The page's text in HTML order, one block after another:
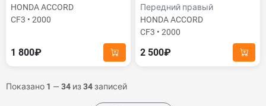
HONDA ACCORD
CF3 • 2000
1 800₽
Передний правый
HONDA ACCORD
CF3 • 2000
2 500₽
Показано 1 — 34 из34записей